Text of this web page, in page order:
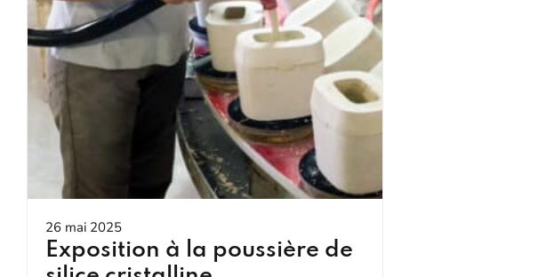
26 mai 2025
Exposition à la poussière de